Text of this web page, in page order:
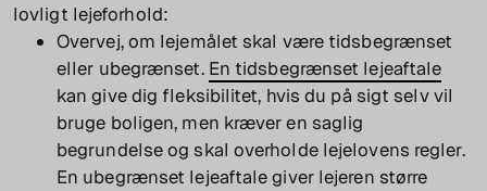
lovligt lejeforhold:
Overvej, om lejemålet skal være tidsbegrænset
eller ubegrænset. En tidsbegrænset lejeaftale
kan give dig fleksibilitet, hvis du på sigt selv vil
bruge boligen, men kræver en saglig
begrundelse og skal overholde lejelovens regler.
En ubegrænset lejeaftale giver lejeren større